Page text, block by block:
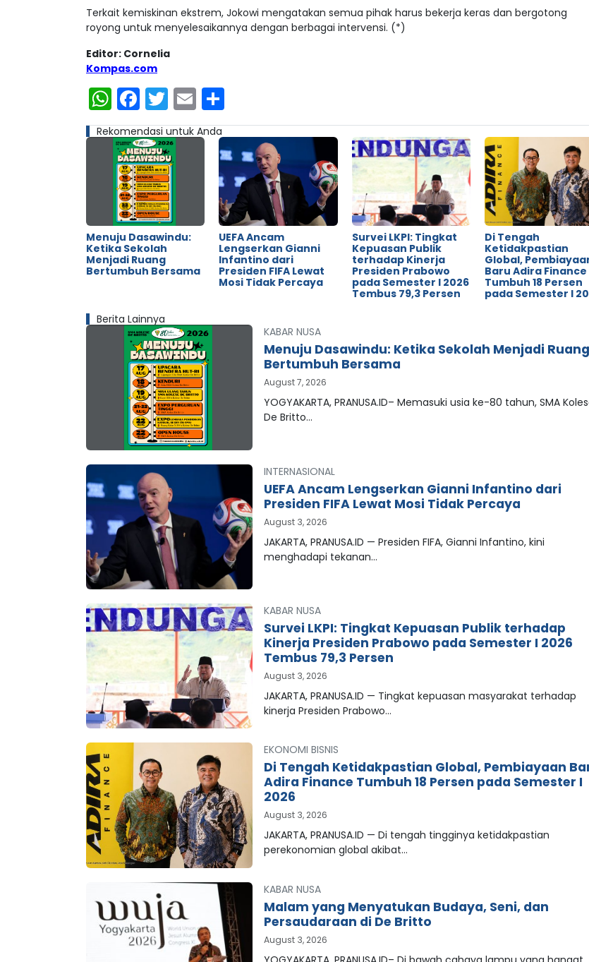
Terkait kemiskinan ekstrem, Jokowi mengatakan semua pihak harus bekerja keras dan bergotong
royong untuk menyelesaikannya dengan berbagai intervensi. (*)
Editor: Cornelia
Kompas.com
WhatsApp
Facebook
Twitter
Email
Rekomendasi untuk Anda
Menuju Dasawindu:
Ketika Sekolah
Menjadi Ruang
Bertumbuh Bersama
UEFA Ancam
Lengserkan Gianni
Infantino dari
Presiden FIFA Lewat
Mosi Tidak Percaya
Survei LKPI: Tingkat
Kepuasan Publik
terhadap Kinerja
Presiden Prabowo
pada Semester I 2026
Tembus 79,3 Persen
Di Tengah
Ketidakpastian
Global,
Baru Adira Finance
Tumbuh 18 Persen
pada Semester I
Berita Lainnya
KABAR NUSA
Menuju Dasawindu: Ketika Sekolah Menjadi Ruang
Bertumbuh Bersama
August 7, 2026
YOGYAKARTA, PRANUSA.ID– Memasuki usia ke-80 tahun, SMA
De Britto…
INTERNASIONAL
UEFA Ancam Lengserkan Gianni Infantino dari
Presiden FIFA Lewat Mosi Tidak Percaya
August 3, 2026
JAKARTA, PRANUSA.ID — Presiden FIFA, Gianni Infantino, kini
menghadapi tekanan…
KABAR NUSA
Survei LKPI: Tingkat Kepuasan Publik terhadap
Kinerja Presiden Prabowo pada Semester I 2026
Tembus 79,3 Persen
August 3, 2026
JAKARTA, PRANUSA.ID — Tingkat kepuasan masyarakat terhadap
kinerja Presiden Prabowo…
EKONOMI BISNIS
Di Tengah Ketidakpastian Global, Pembiayaan
Adira Finance Tumbuh 18 Persen pada Semester I
2026
August 3, 2026
JAKARTA, PRANUSA.ID — Di tengah tingginya ketidakpastian
perekonomian global akibat…
KABAR NUSA
Malam yang Menyatukan Budaya, Seni, dan
Persaudaraan di De Britto
August 3, 2026